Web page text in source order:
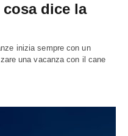
dice la
inizia sempre con un
una vacanza con il cane